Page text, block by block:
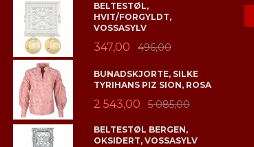
BELTESTØL,
HVIT/FORGYLDT,
VOSSASYLV
347,00 496,00
BUNADSKJORTE, SILKE
TYRIHANS PIZ SION, ROSA
2 543,00 5 085,00
BELTESTØL BERGEN,
OKSIDERT, VOSSASYLV